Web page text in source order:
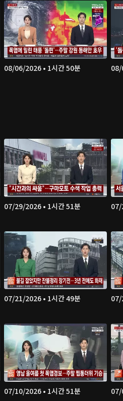
08/06/2026 • 1시간 50분 08/
07/29/2026 • 1시간 51분 07/
07/21/2026 • 1시간 49분 07/
07/10/2026 • 1시간 51분 07/